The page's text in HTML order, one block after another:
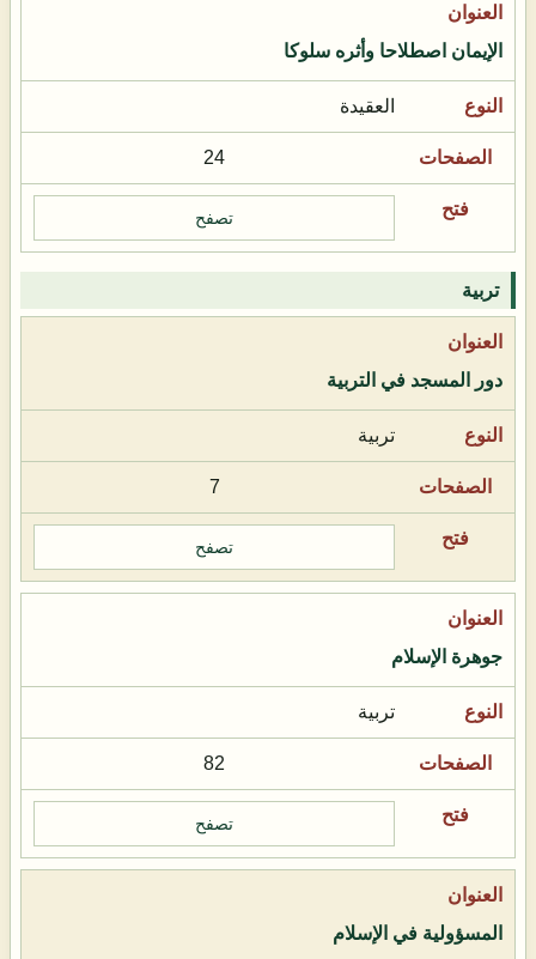
الإيمان اصطلاحا وأثره سلوكا
العقيدة
24
تصفح
تربية
دور المسجد في التربية
تربية
7
تصفح
جوهرة الإسلام
تربية
82
تصفح
المسؤولية في الإسلام